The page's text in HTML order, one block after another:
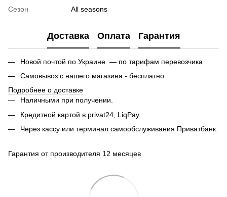
Сезон
All seasons
Доставка Оплата Гарантия
Новой почтой по Украине — по тарифам перевозчика
Самовывоз с нашего магазина - бесплатно
Подробнее о доставке
Наличными при получении.
Кредитной картой в privat24, LiqPay.
Через кассу или терминал самообслуживания Приватбанк.
Гарантия от производителя 12 месяцев